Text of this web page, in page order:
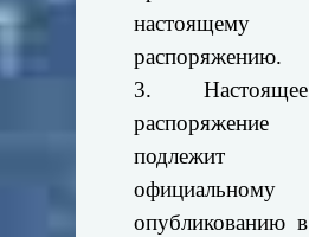
настоящему
распоряжению.
3. Настоящее
распоряжение
подлежит
официальному
опубликованию в